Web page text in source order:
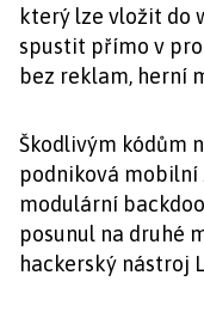
který lze vložit do
spustit přímo v
bez reklam, herní
Škodlivým kódům
podniková
modulární
posunul na druhé
hackerský nástroj